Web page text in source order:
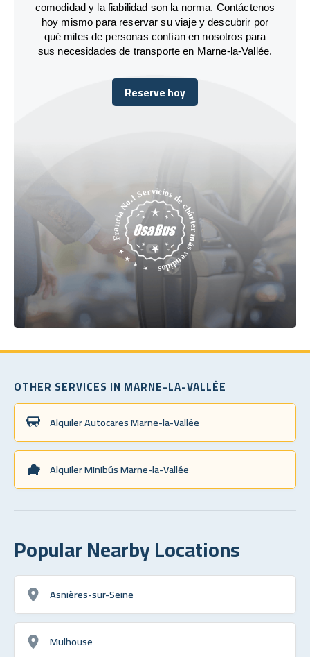
comodidad y la fiabilidad son la norma. Contáctenos
hoy mismo para reservar su viaje y descubrir por
qué miles de personas confían en nosotros para
sus necesidades de transporte en Marne-la-Vallée.
Reserve hoy
Reserve hoy
OTHER SERVICES IN MARNE-LA-VALLÉE
Alquiler Autocares Marne-la-Vallée
Alquiler Minibús Marne-la-Vallée
Popular Nearby Locations
Asnières-sur-Seine
Mulhouse